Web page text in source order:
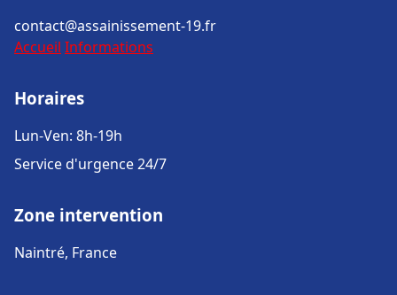
contact@assainissement-19.fr
Accueil Informations
Horaires
Lun-Ven: 8h-19h
Service d'urgence 24/7
Zone intervention
Naintré, France